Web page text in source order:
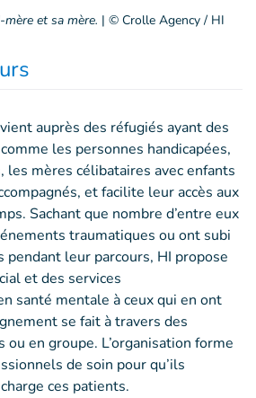
et sa mère. | © Crolle Agency / HI
auprès des réfugiés ayant des
les personnes handicapées,
les mères célibataires avec enfants
et facilite leur accès aux
Sachant que nombre d’entre eux
traumatiques ou ont subi
pendant leur parcours, HI propose
et des services
santé mentale à ceux qui en ont
se fait à travers des
ou en groupe. L’organisation forme
de soin pour qu’ils
ces patients.